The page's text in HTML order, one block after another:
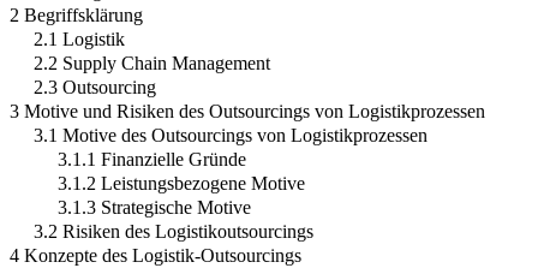
2 Begriffsklärung
2.1 Logistik
2.2 Supply Chain Management
2.3 Outsourcing
3 Motive und Risiken des Outsourcings von Logistikprozessen
3.1 Motive des Outsourcings von Logistikprozessen
3.1.1 Finanzielle Gründe
3.1.2 Leistungsbezogene Motive
3.1.3 Strategische Motive
3.2 Risiken des Logistikoutsourcings
4 Konzepte des Logistik-Outsourcings